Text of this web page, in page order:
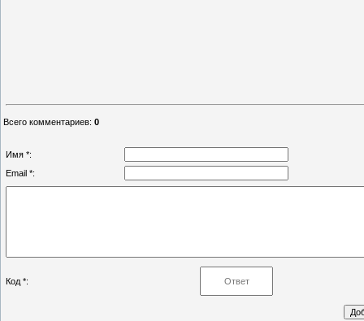
Всего комментариев: 0
Имя *:
Email *:
Код *: